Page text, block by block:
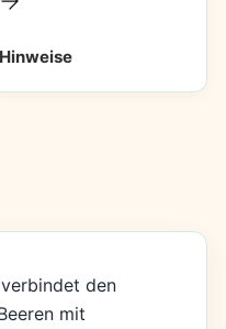
Hinweise
den
mit